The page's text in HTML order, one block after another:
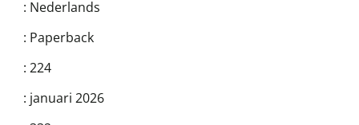
: Nederlands
: Paperback
: 224
: januari 2026